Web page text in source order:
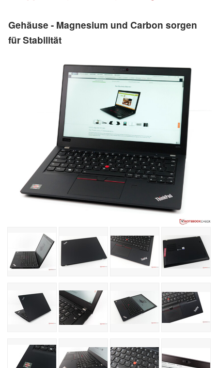
Gehäuse - Magnesium und Carbon sorgen
für Stabilität